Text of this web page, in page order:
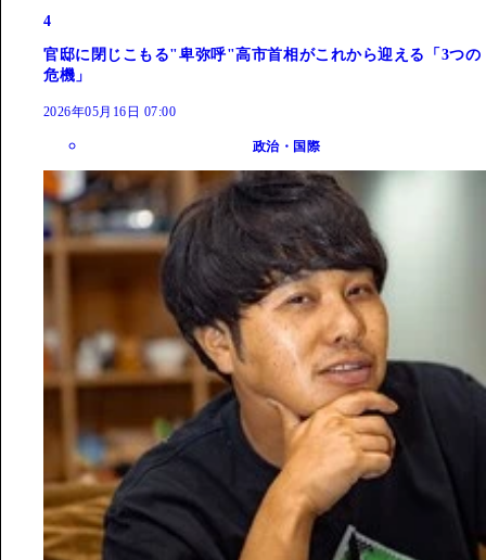
4
官邸に閉じこもる"卑弥呼"高市首相がこれから迎える「3つの
危機」
2026年05月16日 07:00
政治・国際